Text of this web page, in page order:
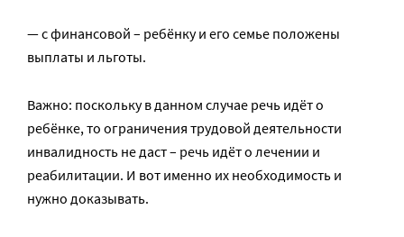
— с финансовой – ребёнку и его семье положены
выплаты и льготы.
Важно: поскольку в данном случае речь идёт о
ребёнке, то ограничения трудовой деятельности
инвалидность не даст – речь идёт о лечении и
реабилитации. И вот именно их необходимость и
нужно доказывать.